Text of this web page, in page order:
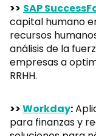
>> SAP
capital humano
recursos
análisis de la
empresas a
RRHH.
>>Workday:
para finanzas y